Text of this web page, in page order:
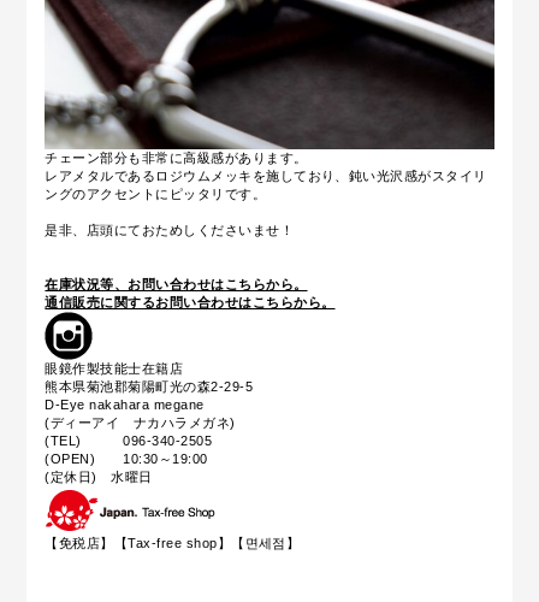
チェーン部分も非常に高級感があります。
レアメタルであるロジウムメッキを施しており、鈍い光沢感がスタイリ
ングのアクセントにピッタリです。
是非、店頭にておためしくださいませ！
在庫状況等、お問い合わせはこちらから。
通信販売に関するお問い合わせはこちらから。
眼鏡作製技能士在籍店
熊本県菊池郡菊陽町光の森2-29-5
D-Eye nakahara megane
(ディーアイ ナカハラメガネ)
(TEL) 096-340-2505
(OPEN) 10:30～19:00
(定休日) 水曜日
【免税店】【Tax-free shop】【면세점】